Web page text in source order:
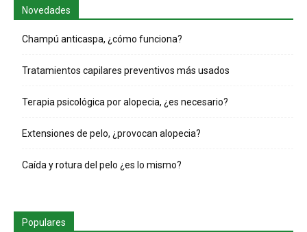
Novedades
Champú anticaspa, ¿cómo funciona?
Tratamientos capilares preventivos más usados
Terapia psicológica por alopecia, ¿es necesario?
Extensiones de pelo, ¿provocan alopecia?
Caída y rotura del pelo ¿es lo mismo?
Populares